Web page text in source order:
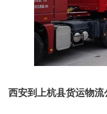
西安到上杭县货运物